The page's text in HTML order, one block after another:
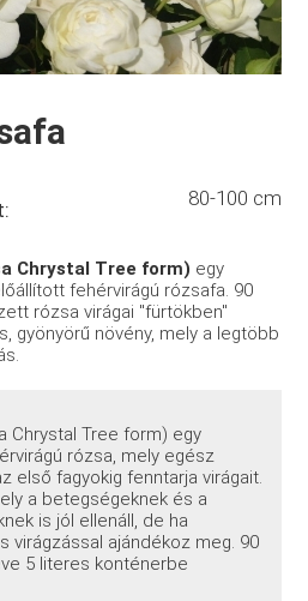
80-100 cm
Chrystal Tree form) egy
fehérvirágú rózsafa. 90
rózsa virágai "fürtökben"
gyönyörű növény, mely a legtöbb
Chrystal Tree form) egy
rózsa, mely egész
első fagyokig fenntarja virágait.
a betegségeknek és a
is jól ellenáll, de ha
virágzással ajándékoz meg. 90
5 literes konténerbe